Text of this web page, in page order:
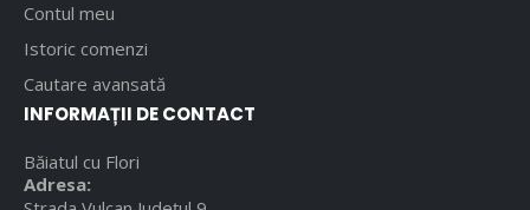
Contul meu
Istoric comenzi
Cautare avansată
INFORMAȚII DE CONTACT
Băiatul cu Flori
Adresa: